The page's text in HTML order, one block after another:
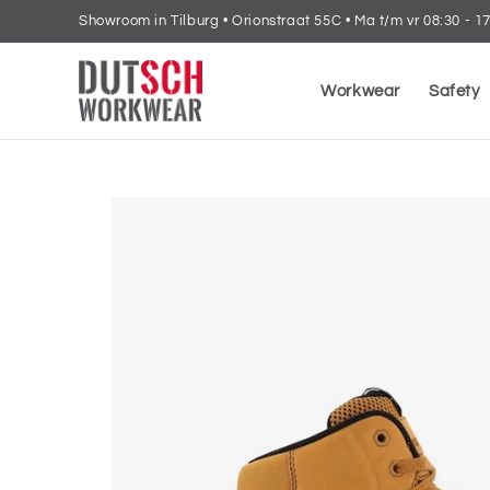
directamente
al contenido
Showroom in Tilburg • Orionstraat 55C • Ma t/m vr 08:30 -
Workwear Safety